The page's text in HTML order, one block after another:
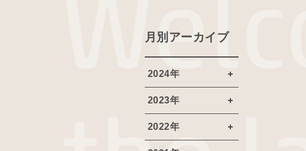
月別アーカイブ
2024年
2023年
2022年